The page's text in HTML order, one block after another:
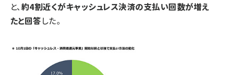
と、約4割近くがキャッシュレス決済の支払い回数が増え
たと回答した。